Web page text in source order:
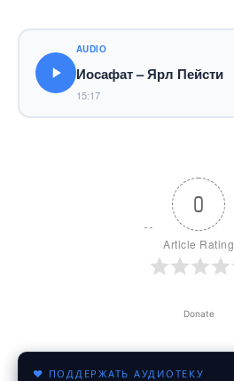
AUDIO
Иосафат – Ярл Пейсти
15:17
0
Article Rating
Donate
♥ ПОДДЕРЖАТЬ АУДИОТЕКУ